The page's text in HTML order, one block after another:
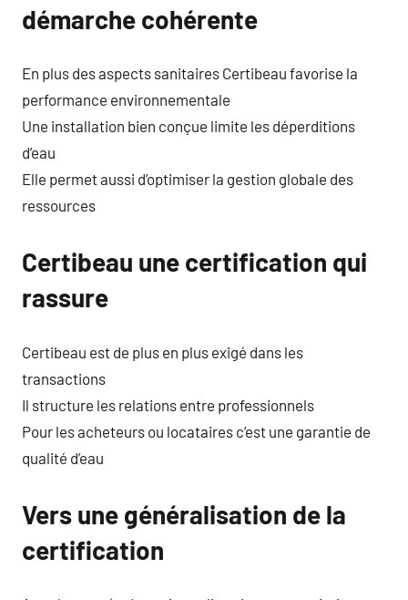
démarche cohérente
En plus des aspects sanitaires Certibeau favorise la
performance environnementale
Une installation bien conçue limite les déperditions
d’eau
Elle permet aussi d’optimiser la gestion globale des
ressources
Certibeau une certification qui
rassure
Certibeau est de plus en plus exigé dans les
transactions
Il structure les relations entre professionnels
Pour les acheteurs ou locataires c’est une garantie de
qualité d’eau
Vers une généralisation de la
certification